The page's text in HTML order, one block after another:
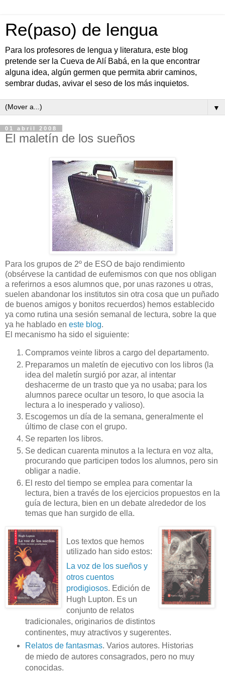
Re(paso) de lengua
Para los profesores de lengua y literatura, este blog
pretende ser la Cueva de Alí Babá, en la que encontrar
alguna idea, algún germen que permita abrir caminos,
sembrar dudas, avivar el seso de los más inquietos.
▼
01 abril 2008
El maletín de los sueños
Para los grupos de 2º de ESO de bajo rendimiento
(obsérvese la cantidad de eufemismos con que nos obligan
a referirnos a esos alumnos que, por unas razones u otras,
suelen abandonar los institutos sin otra cosa que un puñado
de buenos amigos y bonitos recuerdos) hemos establecido
ya como rutina una sesión semanal de lectura, sobre la que
ya he hablado en este blog.
El mecanismo ha sido el siguiente:
Compramos veinte libros a cargo del departamento.
Preparamos un maletín de ejecutivo con los libros (la
idea del maletín surgió por azar, al intentar
deshacerme de un trasto que ya no usaba; para los
alumnos parece ocultar un tesoro, lo que asocia la
lectura a lo inesperado y valioso).
Escogemos un día de la semana, generalmente el
último de clase con el grupo.
Se reparten los libros.
Se dedican cuarenta minutos a la lectura en voz alta,
procurando que participen todos los alumnos, pero sin
obligar a nadie.
El resto del tiempo se emplea para comentar la
lectura, bien a través de los ejercicios propuestos en la
guía de lectura, bien en un debate alrededor de los
temas que han surgido de ella.
Los textos que hemos
utilizado han sido estos:
La voz de los sueños y
otros cuentos
prodigiosos. Edición de
Hugh Lupton. Es un
conjunto de relatos
tradicionales, originarios de distintos
continentes, muy atractivos y sugerentes.
Relatos de fantasmas. Varios autores. Historias
de miedo de autores consagrados, pero no muy
conocidas.